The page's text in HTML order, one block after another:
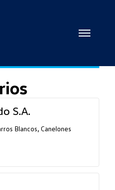
S.A.
Blancos, Canelones